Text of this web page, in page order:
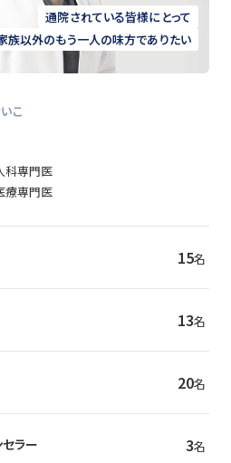
通院されている皆様にとって
族以外のもう一人の味方でありたい
こ
科専門医
療専門医
15名
13名
20名
ラー 3名